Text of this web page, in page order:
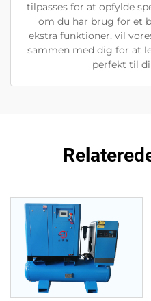
tilpasses for at opfylde
om du har brug for et
ekstra funktioner, vil
sammen med dig for at
perfekt til